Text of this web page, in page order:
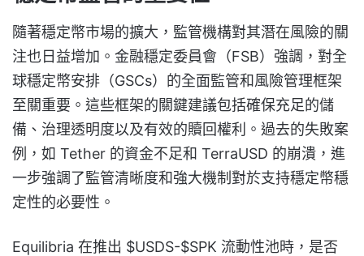
隨著穩定幣市場的擴大，監管機構對其潛在風險的關
注也日益增加。金融穩定委員會（FSB）強調，對全
球穩定幣安排（GSCs）的全面監管和風險管理框架
至關重要。這些框架的關鍵建議包括確保充足的儲
備、治理透明度以及有效的贖回權利。過去的失敗案
例，如 Tether 的資金不足和 TerraUSD 的崩潰，進
一步強調了監管清晰度和強大機制對於支持穩定幣穩
定性的必要性。
Equilibria 在推出 $USDS-$SPK 流動性池時，是否